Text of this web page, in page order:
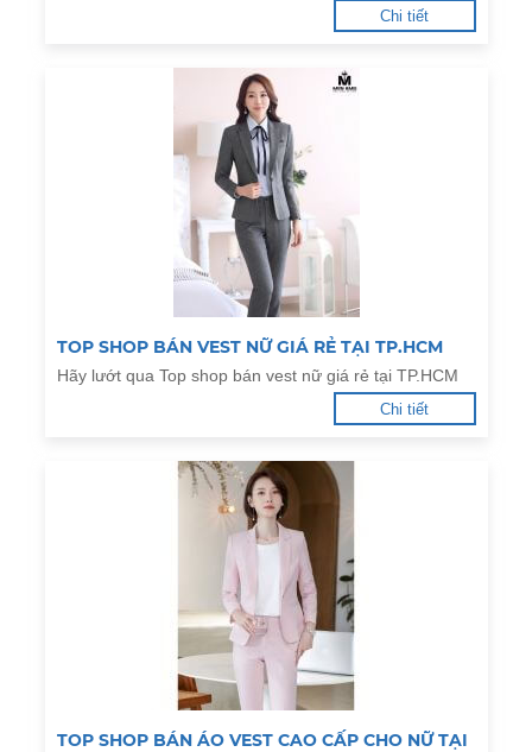
Chi tiết
TOP SHOP BÁN VEST NỮ GIÁ RẺ TẠI TP.HCM
Hãy lướt qua Top shop bán vest nữ giá rẻ tại TP.HCM
Chi tiết
TOP SHOP BÁN ÁO VEST CAO CẤP CHO NỮ TẠI